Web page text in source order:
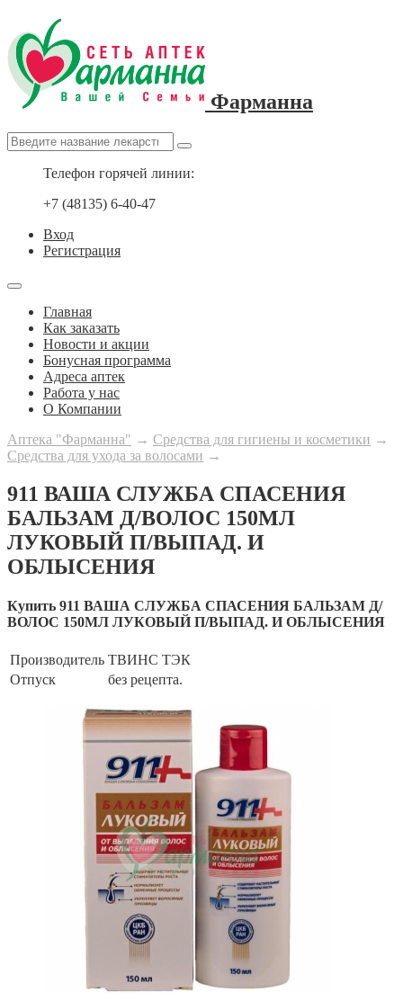
Фарманна
Телефон горячей линии:
+7 (48135) 6-40-47
Вход
Регистрация
Главная
Как заказать
Новости и акции
Бонусная программа
Адреса аптек
Работа у нас
О Компании
Аптека "Фарманна" → Средства для гигиены и косметики →
Средства для ухода за волосами →
911 ВАША СЛУЖБА СПАСЕНИЯ
БАЛЬЗАМ Д/ВОЛОС 150МЛ
ЛУКОВЫЙ П/ВЫПАД. И
ОБЛЫСЕНИЯ
Купить 911 ВАША СЛУЖБА СПАСЕНИЯ БАЛЬЗАМ Д/
ВОЛОС 150МЛ ЛУКОВЫЙ П/ВЫПАД. И ОБЛЫСЕНИЯ
Производитель ТВИНС ТЭК
Отпуск
без рецепта.